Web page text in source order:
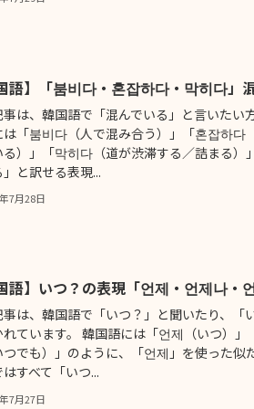
語】「붐비다・혼잡하다・막히다」
は、韓国語で「混んでいる」と言いたい
「붐비다（人で混み合う）」「혼잡하다
）」「막히다（道が渋滞する／詰まる）
と訳せる表現...
7月28日
語】いつ？の表現「언제・언제나・
は、韓国語で「いつ？」と聞いたり、「
ています。 韓国語には「언제（いつ）
でも）」のように、「언제」を使った似
すべて「いつ...
7月27日